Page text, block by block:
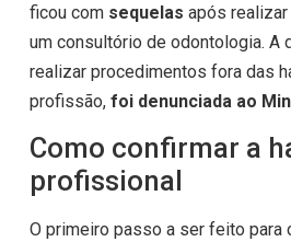
ficou com sequelas após
um consultório de odontologia. A
realizar procedimentos fora das
profissão, foi denunciada ao
Como confirmar a
profissional
O primeiro passo a ser feito para